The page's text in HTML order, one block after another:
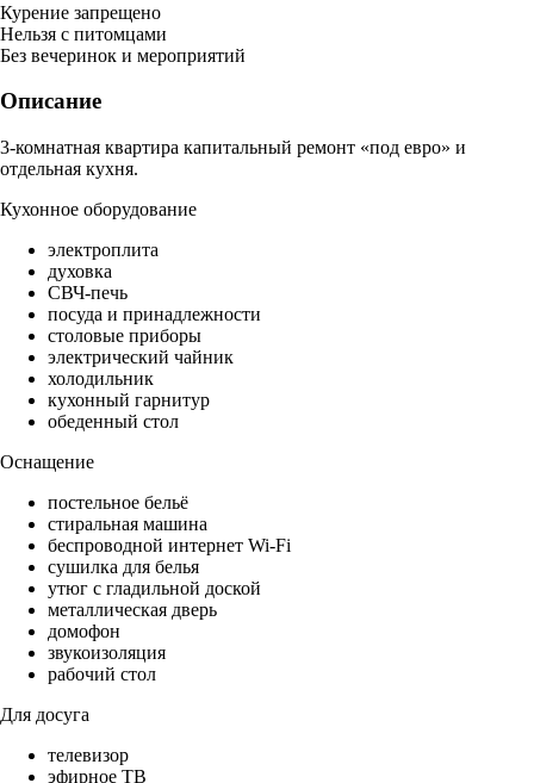
Курение запрещено
Нельзя с питомцами
Без вечеринок и мероприятий
Описание
3-комнатная квартира капитальный ремонт «под евро» и
отдельная кухня.
Кухонное оборудование
электроплита
духовка
СВЧ-печь
посуда и принадлежности
столовые приборы
электрический чайник
холодильник
кухонный гарнитур
обеденный стол
Оснащение
постельное бельё
стиральная машина
беспроводной интернет Wi-Fi
сушилка для белья
утюг с гладильной доской
металлическая дверь
домофон
звукоизоляция
рабочий стол
Для досуга
телевизор
эфирное ТВ